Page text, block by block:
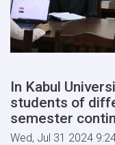
In Kabul
students of
semester
Wed, Jul 31 2024